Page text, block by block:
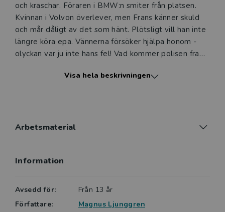
och kraschar. Föraren i BMW:n smiter från platsen.
Kvinnan i Volvon överlever, men Frans känner skuld
och mår dåligt av det som hänt. Plötsligt vill han inte
längre köra epa. Vännerna försöker hjälpa honom -
olyckan var ju inte hans fel! Vad kommer polisen fram
är att vara ny i en klass eller i ett nytt sammanhang.
här finns nya vänner, och ovänner, men framför allt:
Visa hela beskrivningen
Arbetsmaterial
Information
Avsedd för:
Från 13 år
Författare:
Magnus Ljunggren